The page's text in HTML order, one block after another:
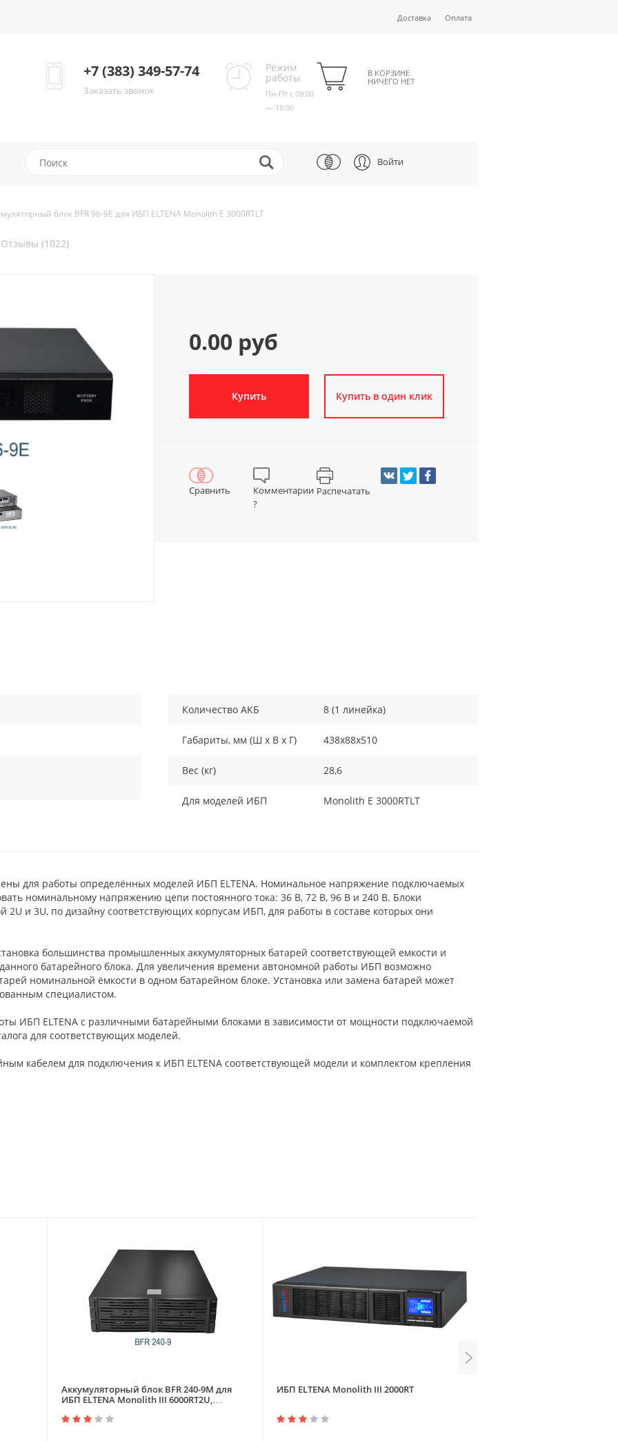
Доставка Оплата
+7 (383) 349-57-74
Заказать звонок
Режим
работы
Пн-Пт с 09:00
— 18:00
В КОРЗИНЕ
НИЧЕГО НЕТ
Войти
блок BFR 96-9E для ИБП ELTENA Monolith E 3000RTLT
Отзывы (1022)
0.00 руб
Купить Купить в один клик
Сравнить
Комментарии
?
Распечатать
Количество АКБ 8 (1 линейка)
Габариты, мм (Ш х В х Г) 438х88х510
Вес (кг) 28,6
Для моделей ИБП Monolith E 3000RTLT
для работы определённых моделей ИБП ELTENA. Номинальное напряжение подключаемых
номинальному напряжению цепи постоянного тока: 36 В, 72 В, 96 В и 240 В. Блоки
2U и 3U, по дизайну соответствующих корпусам ИБП, для работы в составе которых они
большинства промышленных аккумуляторных батарей соответствующей емкости и
батарейного блока. Для увеличения времени автономной работы ИБП возможно
номинальной ёмкости в одном батарейном блоке. Установка или замена батарей может
специалистом.
ИБП ELTENA c различными батарейными блоками в зависимости от мощности подключаемой
для соответствующих моделей.
кабелем для подключения к ИБП ELTENA соответствующей модели и комплектом крепления
Аккумуляторный блок BFR 240-9M для
ИБП ELTENA Monolith III 6000RT2U,
ИБП ELTENA Monolith III 2000RT